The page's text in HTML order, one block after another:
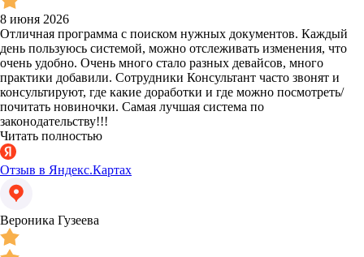
8 июня 2026
Отличная программа с поиском нужных документов. Каждый
день пользуюсь системой, можно отслеживать изменения, что
очень удобно. Очень много стало разных девайсов, много
практики добавили. Сотрудники Консультант часто звонят и
консультируют, где какие доработки и где можно посмотреть/
почитать новиночки. Самая лучшая система по
законодательству!!!
Читать полностью
Отзыв в Яндекс.Картах
Вероника Гузеева